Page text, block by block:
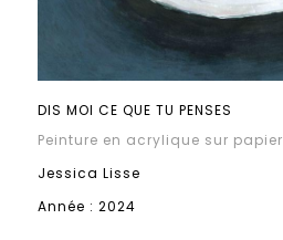
DIS MOI CE QUE TU PENSES
Peinture en acrylique sur papier
Jessica Lisse
Année : 2024